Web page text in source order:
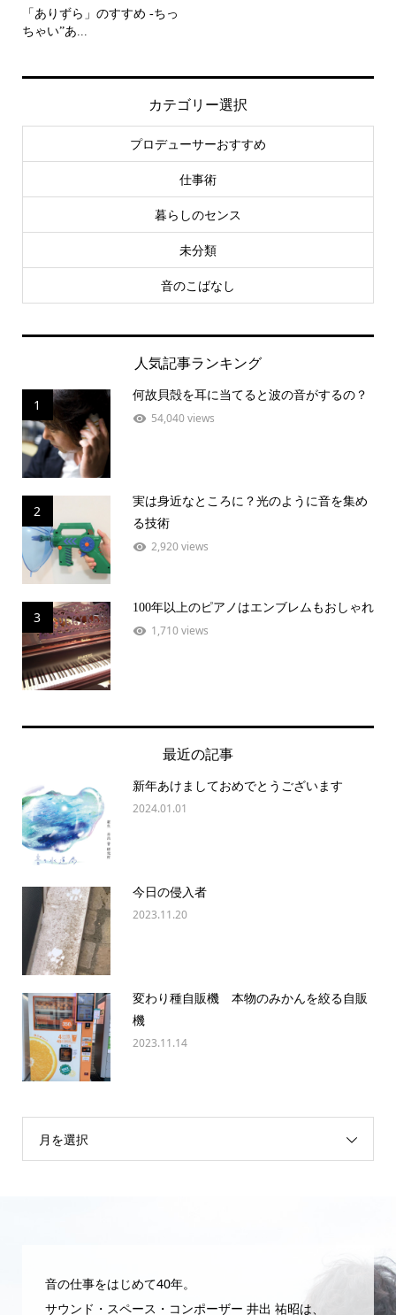
「ありずら」のすすめ -ちっ
ちゃい”あ...
カテゴリー選択
プロデューサーおすすめ
仕事術
暮らしのセンス
未分類
音のこばなし
人気記事ランキング
1
何故貝殻を耳に当てると波の音がするの？
54,040 views
2
実は身近なところに？光のように音を集め
る技術
2,920 views
3
100年以上のピアノはエンブレムもおしゃれ
1,710 views
最近の記事
新年あけましておめでとうございます
2024.01.01
今日の侵入者
2023.11.20
変わり種自販機 本物のみかんを絞る自販
機
2023.11.14
月を選択
音の仕事をはじめて40年。
サウンド・スペース・コンポーザー 井出 祐昭は、